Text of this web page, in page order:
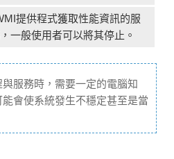
提供程式獲取性能資訊的服
一般使用者可以將其停止。
服務時，需要一定的電腦知
會使系統發生不穩定甚至是當